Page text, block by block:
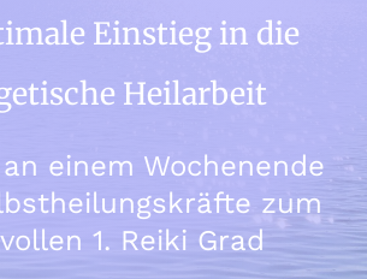
Einstieg in die
Heilarbeit
einem Wochenende
zum
1. Reiki Grad